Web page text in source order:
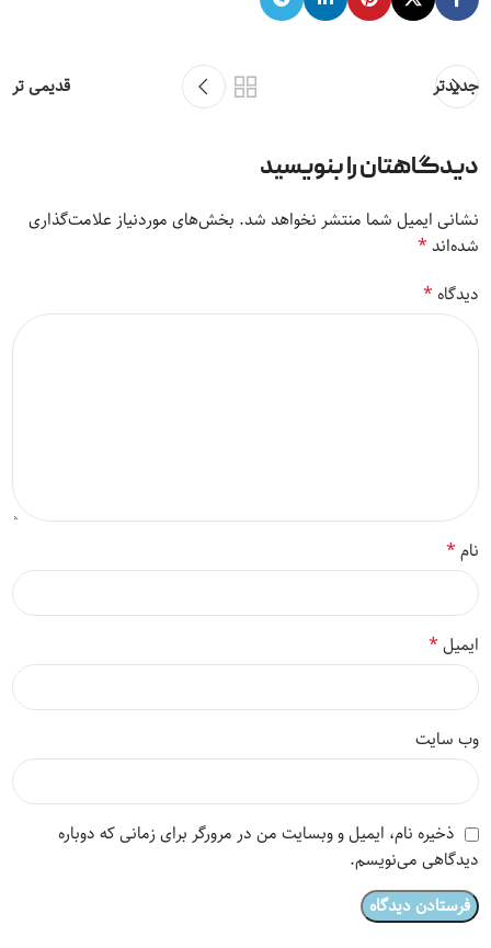
جدیدتر قدیمی تر
دیدگاهتان را بنویسید
نشانی ایمیل شما منتشر نخواهد شد. بخش‌های موردنیاز علامت‌گذاری
شده‌اند*
دیدگاه*
نام*
ایمیل*
وب‌ سایت
ذخیره نام، ایمیل و وبسایت من در مرورگر برای زمانی که دوباره
دیدگاهی می‌نویسم.